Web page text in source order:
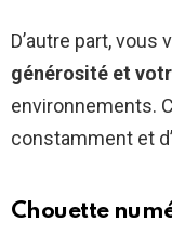
D’autre part, vous
générosité et
environnements.
constamment et
Chouette